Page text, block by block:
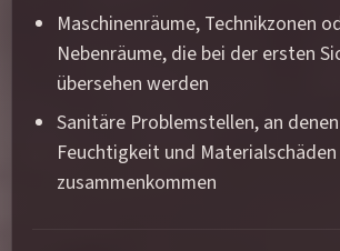
Maschinenräume, Technikzonen
Nebenräume, die bei der ersten
übersehen werden
Sanitäre Problemstellen, an
Feuchtigkeit und Materialschäden
zusammenkommen